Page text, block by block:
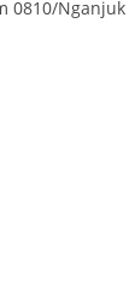
0810/Nganjuk